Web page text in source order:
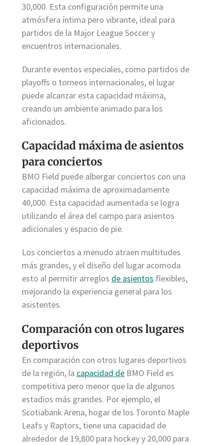
30,000. Esta configuración permite una
atmósfera íntima pero vibrante, ideal para
partidos de la Major League Soccer y
encuentros internacionales.
Durante eventos especiales, como partidos de
playoffs o torneos internacionales, el lugar
puede alcanzar esta capacidad máxima,
creando un ambiente animado para los
aficionados.
Capacidad máxima de asientos
para conciertos
BMO Field puede albergar conciertos con una
capacidad máxima de aproximadamente
40,000. Esta capacidad aumentada se logra
utilizando el área del campo para asientos
adicionales y espacio de pie.
Los conciertos a menudo atraen multitudes
más grandes, y el diseño del lugar acomoda
esto al permitir arreglos de asientos flexibles,
mejorando la experiencia general para los
asistentes.
Comparación con otros lugares
deportivos
En comparación con otros lugares deportivos
de la región, la capacidad de BMO Field es
competitiva pero menor que la de algunos
estadios más grandes. Por ejemplo, el
Scotiabank Arena, hogar de los Toronto Maple
Leafs y Raptors, tiene una capacidad de
alrededor de 19,800 para hockey y 20,000 para